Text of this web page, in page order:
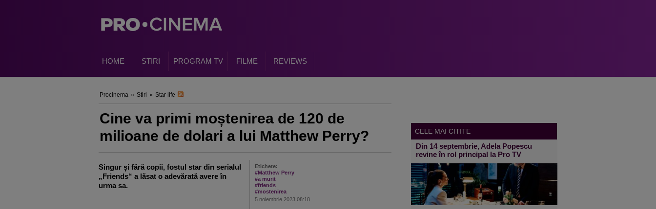
HOME STIRI PROGRAM TV FILME REVIEWS
Procinema » Stiri » Star life
Cine va primi moștenirea de 120 de
milioane de dolari a lui Matthew Perry?
Etichete:
#Matthew Perry
#a murit
#friends
#mostenirea
5 noiembrie 2023 08:18
Singur și fără copii, fostul star din serialul
„Friends“ a lăsat o adevărată avere în
urma sa.
CELE MAI CITITE
Din 14 septembrie, Adela Popescu
revine în rol principal la Pro TV